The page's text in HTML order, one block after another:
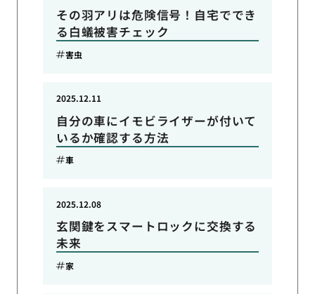
その羽アリは危険信号！自宅ででき
る白蟻被害チェック
害虫
自分の車にイモビライザーが付いて
いるか確認する方法
2025.12.11
車
玄関鍵をスマートロックに交換する
未来
2025.12.08
家